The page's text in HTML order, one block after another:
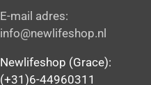
E-mail adres:
info@newlifeshop.nl
Newlifeshop (Grace):
(+31)6-44960311